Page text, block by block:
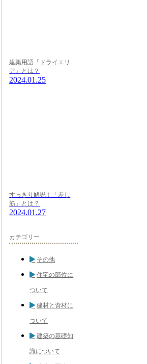
建築用語『ドライエリ
ア』とは？
2024.01.25
すっきり解説！「差し
筋」とは？
2024.01.27
カテゴリー
その他
住宅の部位に
ついて
建材と資材に
ついて
建築の基礎知
識について